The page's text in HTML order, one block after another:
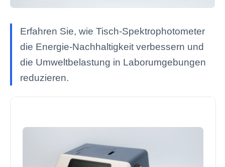
Erfahren Sie, wie Tisch-Spektrophotometer
die Energie-Nachhaltigkeit verbessern und
die Umweltbelastung in Laborumgebungen
reduzieren.